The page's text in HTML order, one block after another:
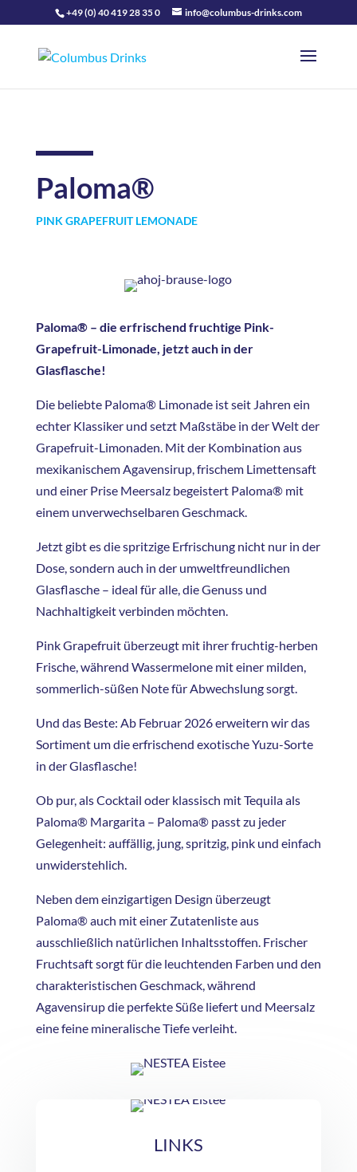
+49 (0) 40 419 28 35 0 info@columbus-drinks.com
Paloma®
PINK GRAPEFRUIT LEMONADE
Paloma® – die erfrischend fruchtige Pink-
Grapefruit-Limonade, jetzt auch in der
Glasflasche!
Die beliebte Paloma® Limonade ist seit Jahren ein
echter Klassiker und setzt Maßstäbe in der Welt der
Grapefruit-Limonaden. Mit der Kombination aus
mexikanischem Agavensirup, frischem Limettensaft
und einer Prise Meersalz begeistert Paloma® mit
einem unverwechselbaren Geschmack.
Jetzt gibt es die spritzige Erfrischung nicht nur in der
Dose, sondern auch in der umweltfreundlichen
Glasflasche – ideal für alle, die Genuss und
Nachhaltigkeit verbinden möchten.
Pink Grapefruit überzeugt mit ihrer fruchtig-herben
Frische, während Wassermelone mit einer milden,
sommerlich-süßen Note für Abwechslung sorgt.
Und das Beste: Ab Februar 2026 erweitern wir das
Sortiment um die erfrischend exotische Yuzu-Sorte
in der Glasflasche!
Ob pur, als Cocktail oder klassisch mit Tequila als
Paloma® Margarita – Paloma® passt zu jeder
Gelegenheit: auffällig, jung, spritzig, pink und einfach
unwiderstehlich.
Neben dem einzigartigen Design überzeugt
Paloma® auch mit einer Zutatenliste aus
ausschließlich natürlichen Inhaltsstoffen. Frischer
Fruchtsaft sorgt für die leuchtenden Farben und den
charakteristischen Geschmack, während
Agavensirup die perfekte Süße liefert und Meersalz
eine feine mineralische Tiefe verleiht.
LINKS